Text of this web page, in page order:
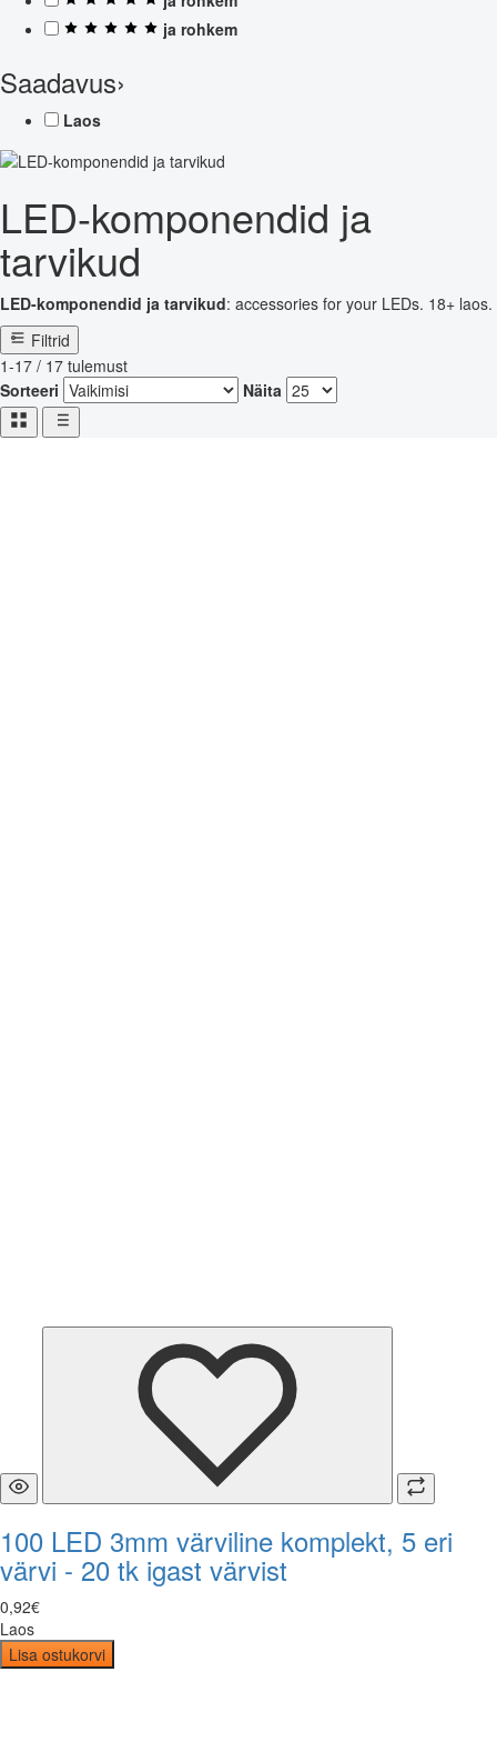
ja rohkem
Saadavus›
Laos
LED-komponendid ja
tarvikud
LED-komponendid ja tarvikud: accessories for your LEDs. 18+ laos.
Filtrid
1-17 / 17 tulemust
Sorteeri
Näita
100 LED 3mm värviline komplekt, 5 eri
värvi - 20 tk igast värvist
0,92€
Laos
Lisa ostukorvi